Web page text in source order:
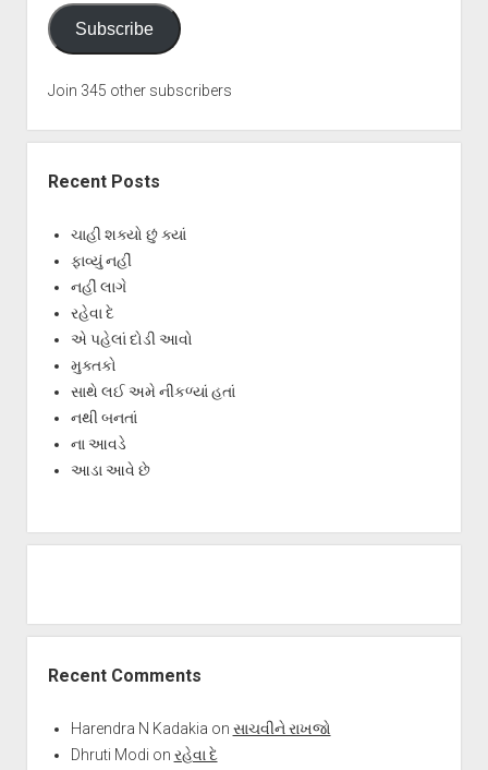
Subscribe
Join 345 other subscribers
Recent Posts
ચાહી શક્યો છું ક્યાં
ફાવ્યું નહીં
નહીં લાગે
રહેવા દે
એ પહેલાં દોડી આવો
મુક્તકો
સાથે લઈ અમે નીકળ્યાં હતાં
નથી બનતાં
ના આવડે
આડા આવે છે
Recent Comments
Harendra N Kadakia on સાચવીને રાખજો
Dhruti Modi on રહેવા દે